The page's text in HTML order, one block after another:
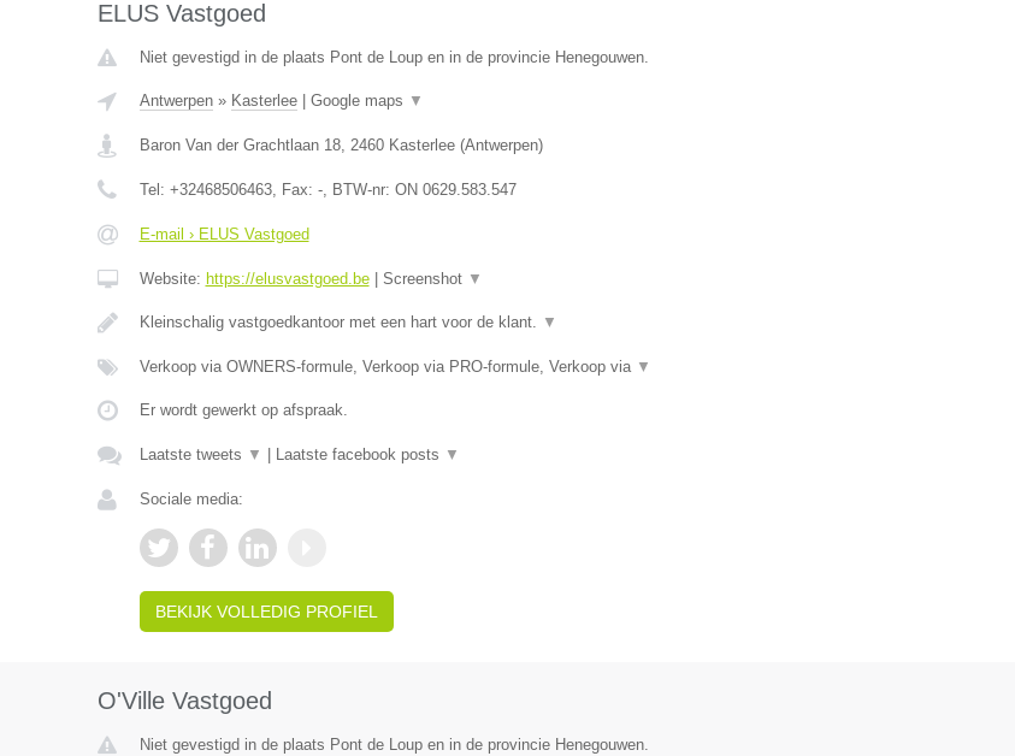
ELUS Vastgoed
Niet gevestigd in de plaats Pont de Loup en in de provincie Henegouwen.
Antwerpen» Kasterlee| Google maps ▼
Baron Van der Grachtlaan 18, 2460 Kasterlee(Antwerpen)
Tel: +32468506463, Fax: -, BTW-nr: ON 0629.583.547
E-mail › ELUS Vastgoed
Website: https://elusvastgoed.be| Screenshot ▼
Kleinschalig vastgoedkantoor met een hart voor de klant. ▼
Verkoop via OWNERS-formule, Verkoop via PRO-formule, Verkoop via ▼
Er wordt gewerkt op afspraak.
Laatste tweets ▼ Laatste facebook posts ▼
Sociale media:
BEKIJK VOLLEDIG PROFIEL
O'Ville Vastgoed
Niet gevestigd in de plaats Pont de Loup en in de provincie Henegouwen.